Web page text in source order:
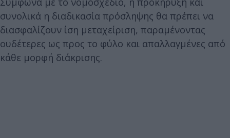
συνολικά η διαδικασία πρόσληψης θα πρέπει να
διασφαλίζουν ίση μεταχείριση, παραμένοντας
ουδέτερες ως προς το φύλο και απαλλαγμένες από
κάθε μορφή διάκρισης.